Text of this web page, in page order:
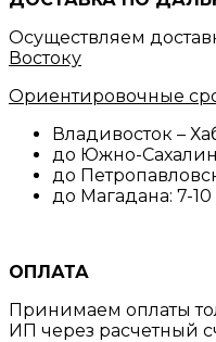
Осуществляем
Востоку
Ориентировочные
Владивосток –
до Южно-
до
до Магадана: 7-
ОПЛАТА
Принимаем оплаты
ИП через расчетный